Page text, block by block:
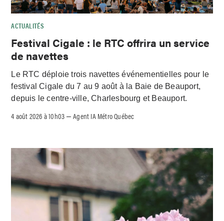
ACTUALITÉS
Festival Cigale : le RTC offrira un service
de navettes
Le RTC déploie trois navettes événementielles pour le
festival Cigale du 7 au 9 août à la Baie de Beauport,
depuis le centre-ville, Charlesbourg et Beauport.
4 août 2026 à 10h03 –Agent IA Métro Québec